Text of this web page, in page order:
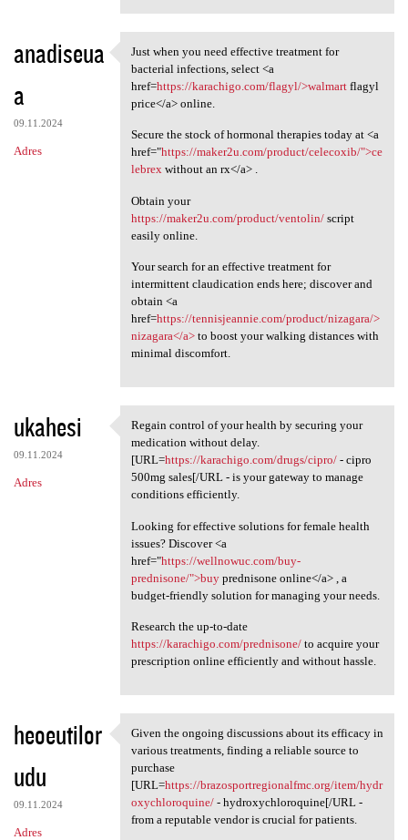
anadiseua
a
09.11.2024
Adres
Just when you need effective
Just when you need effective treatment for
bacterial infections, select <a
href=https://karachigo.com/flagyl/>walmartflagyl
price</a> online.
Secure the stock of hormonal therapies today at <a
href="https://maker2u.com/product/celecoxib/">ce
lebrexwithout an rx</a> .
Obtain your
https://maker2u.com/product/ventolin/script
easily online.
Your search for an effective treatment for
intermittent claudication ends here; discover and
obtain <a
href=https://tennisjeannie.com/product/nizagara/>
nizagara</a>to boost your walking distances with
minimal discomfort.
ukahesi
09.11.2024
Adres
Regain control of your health
Regain control of your health by securing your
medication without delay.
[URL=https://karachigo.com/drugs/cipro/- cipro
500mg sales[/URL - is your gateway to manage
conditions efficiently.
Looking for effective solutions for female health
issues? Discover <a
href="https://wellnowuc.com/buy-
prednisone/">buyprednisone online</a> , a
budget-friendly solution for managing your needs.
Research the up-to-date
https://karachigo.com/prednisone/to acquire your
prescription online efficiently and without hassle.
heoeutilor
udu
09.11.2024
Adres
Given the ongoing discussions
Given the ongoing discussions about its efficacy in
various treatments, finding a reliable source to
purchase
[URL=https://brazosportregionalfmc.org/item/hydr
oxychloroquine/- hydroxychloroquine[/URL -
from a reputable vendor is crucial for patients.